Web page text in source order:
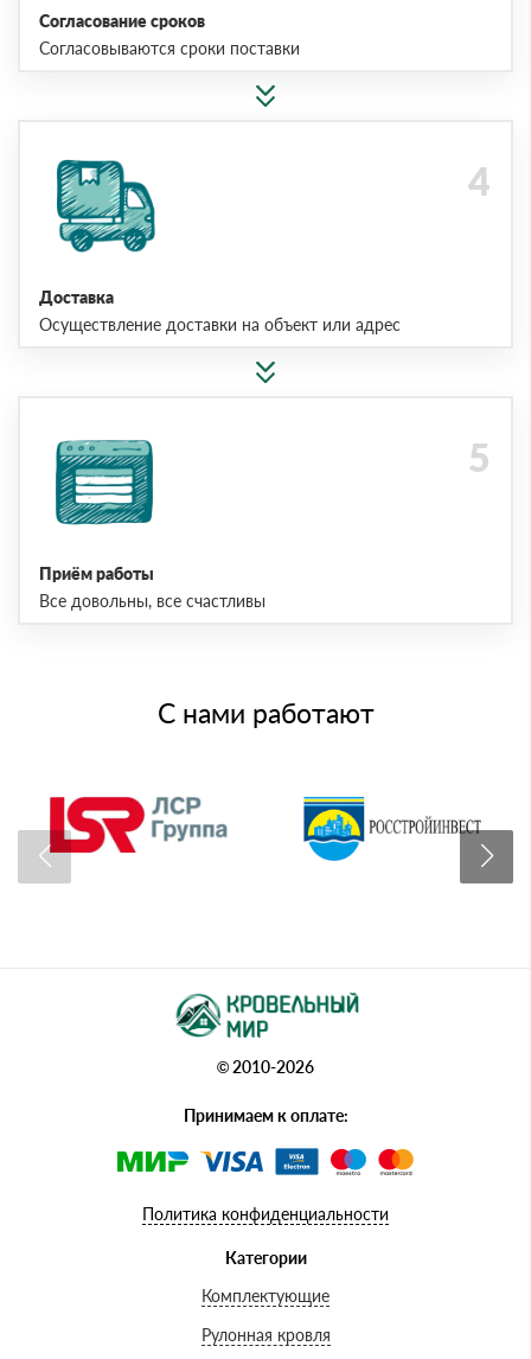
Согласование сроков
Согласовываются сроки поставки
Доставка
Осуществление доставки на объект или адрес
Приём работы
Все довольны, все счастливы
С нами работают
© 2010-2026
Принимаем к оплате:
Политика конфиденциальности
Категории
Комплектующие
Рулонная кровля